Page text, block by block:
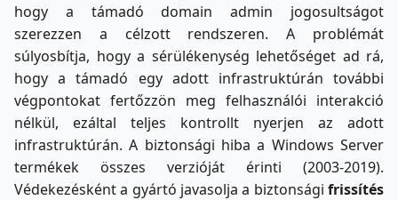
hogy a támadó domain admin jogosultságot
szerezzen a célzott rendszeren. A problémát
súlyosbítja, hogy a sérülékenység lehetőséget ad rá,
hogy a támadó egy adott infrastruktúrán további
végpontokat fertőzzön meg felhasználói interakció
nélkül, ezáltal teljes kontrollt nyerjen az adott
infrastruktúrán. A biztonsági hiba a Windows Server
termékek összes verzióját érinti (2003-2019).
Védekezésként a gyártó javasolja a biztonsági frissítés